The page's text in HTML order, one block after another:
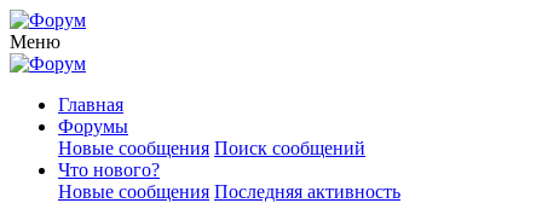
Меню
Главная
Форумы
Новые сообщения Поиск сообщений
Что нового?
Новые сообщения Последняя активность